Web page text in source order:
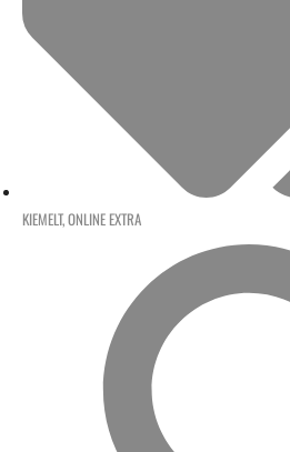
KIEMELT,ONLINE EXTRA